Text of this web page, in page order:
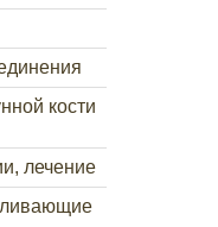
кости
лечение